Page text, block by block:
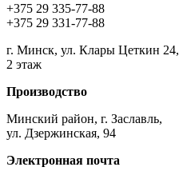
+375 29 335-77-88
+375 29 331-77-88
г. Минск, ул. Клары Цеткин 24,
2 этаж
Производство
Минский район, г. Заславль,
ул. Дзержинская, 94
Электронная почта